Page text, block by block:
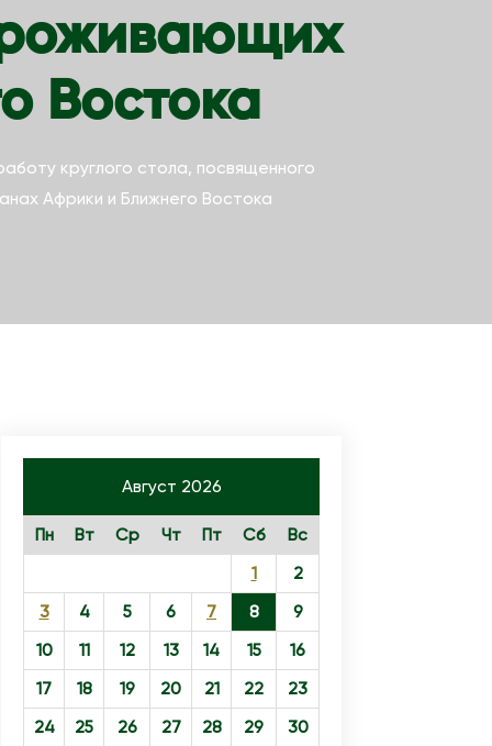
Востока
круглого стола, посвященного
Африки и Ближнего Востока
Август 2026
Пн Вт Ср Чт Пт Сб
Вс
1
2
3
4 5 6 7 8
9
10
11 12 13 14 15
16
17
18 19 20 21 22
23
24
25 26 27 28 29
30